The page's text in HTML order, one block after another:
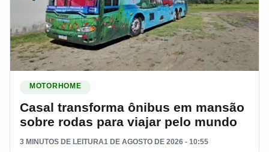
MOTORHOME
Casal transforma ônibus em mansão
sobre rodas para viajar pelo mundo
3 MINUTOS DE LEITURA1 DE AGOSTO DE 2026 - 10:55